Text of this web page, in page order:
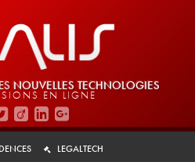
NOUVELLES TECHNOLOGIES
EN LIGNE
LEGALTECH